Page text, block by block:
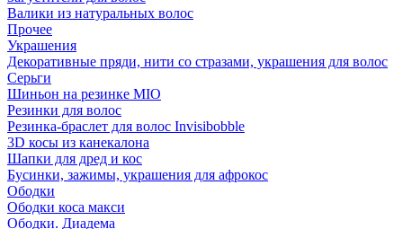
Валики из натуральных волос
Прочее
Украшения
Декоративные пряди, нити со стразами, украшения для волос
Серьги
Шиньон на резинке MIO
Резинки для волос
Резинка-браслет для волос Invisibobble
3D косы из канекалона
Шапки для дред и кос
Бусинки, зажимы, украшения для афрокос
Ободки
Ободки коса макси
Ободки. Диадема